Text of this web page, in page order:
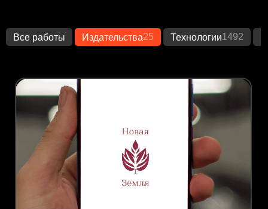
Все работы Издательства25 Технологии1492